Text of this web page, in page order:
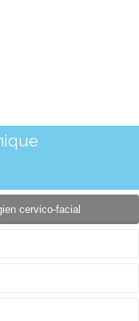
cervico-facial